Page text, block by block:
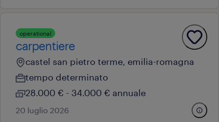
operational
carpentiere
castel san pietro terme, emilia-romagna
tempo determinato
28.000 € - 34.000 € annuale
20 luglio 2026